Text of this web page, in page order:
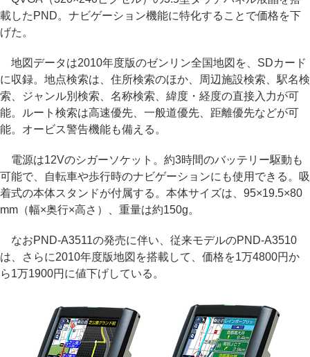
載したPND。ナビゲーション機能に特化することで価格を下
げた。
地図データは2010年度版のゼンリン全国地図を、SDカード
に収録。地点検索は、住所検索のほか、周辺施設検索、駅名検
索、ジャンル別検索、名称検索、緯度・経度の直接入力が可
能。ルート検索は高速優先、一般道優先、距離優先などが可
能。オービス警告機能も備える。
電源は12Vのシガーソケット。約3時間のバッテリー駆動も
可能で、自転車や歩行時のナビゲーションにも使用できる。吸
着式の本体スタンドが付属する。本体サイズは、95×19.5×80
mm（幅×奥行×高さ）、重量は約150g。
なおPND-A3511の発売に伴い、従来モデルのPND-A3510
は、さらに2010年度版地図を搭載して、価格を1万4800円か
ら1万1900円に値下げしている。